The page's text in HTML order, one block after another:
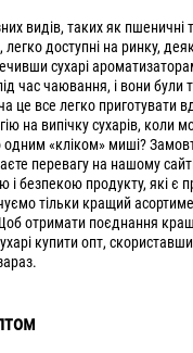
видів, таких як
доступні на ринку,
сухарі
час чаювання, і вони були
це все легко приготувати
на випічку сухарів, коли
одним «кліком» миші?
перевагу на нашому
і безпекою продукту, які є
тільки кращий
отримати поєднання
купити опт,